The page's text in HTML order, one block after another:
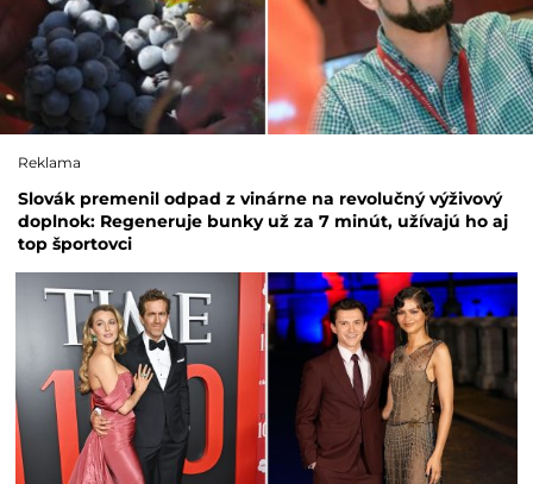
Reklama
Slovák premenil odpad z vinárne na revolučný výživový
doplnok: Regeneruje bunky už za 7 minút, užívajú ho aj
top športovci